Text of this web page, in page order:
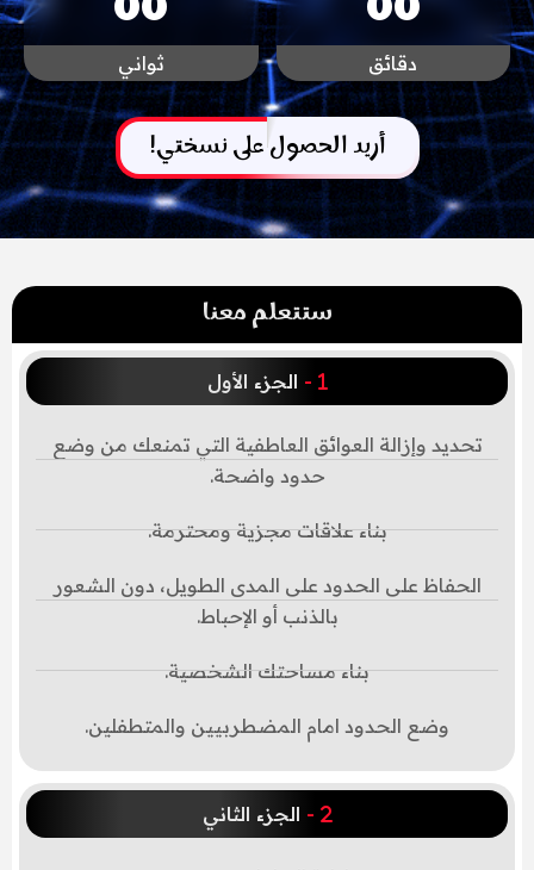
دقائق ثواني
أريد الحصول على نسختي!
ستتعلم معنا
- الجزء الأول
تحديد وإزالة العوائق العاطفية التي تمنعك من وضع
حدود واضحة.
بناء علاقات مجزية ومحترمة.
الحفاظ على الحدود على المدى الطويل، دون الشعور
بالذنب أو الإحباط.
بناء مساحتك الشخصية.
وضع الحدود امام المضطربيين والمتطفلين.
- الجزء الثاني